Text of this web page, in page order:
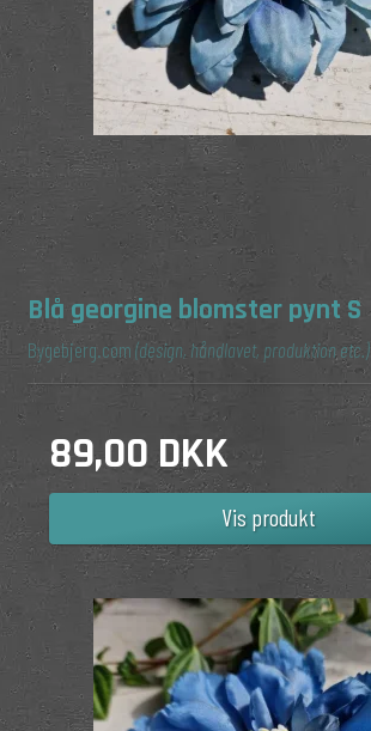
Blå georgine blomster pynt S
Bygebjerg.com(design, håndlavet, produktion etc.)
89,00 DKK
Vis produkt